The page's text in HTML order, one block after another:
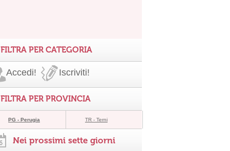
FILTRA PER CATEGORIA
Accedi! Iscriviti!
FILTRA PER PROVINCIA
PG - Perugia TR - Terni
Nei prossimi sette giorni